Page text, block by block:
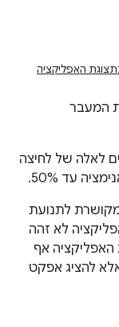
האפליקציה
המעבר
לאלה של לחיצה
לתנועת
לא זהה
האפליקציה אף
להציג אפקט